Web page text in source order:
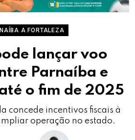
A FORTALEZA
lançar voo
Parnaíba e
o fim de 2025
concede incentivos fiscais à
operação no estado.